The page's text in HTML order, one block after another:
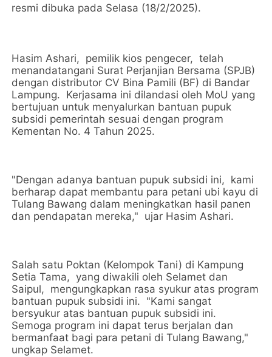
resmi dibuka pada Selasa (18/2/2025).
Hasim Ashari, pemilik kios pengecer, telah
menandatangani Surat Perjanjian Bersama (SPJB)
dengan distributor CV Bina Pamili (BF) di Bandar
Lampung. Kerjasama ini dilandasi oleh MoU yang
bertujuan untuk menyalurkan bantuan pupuk
subsidi pemerintah sesuai dengan program
Kementan No. 4 Tahun 2025.
"Dengan adanya bantuan pupuk subsidi ini, kami
berharap dapat membantu para petani ubi kayu di
Tulang Bawang dalam meningkatkan hasil panen
dan pendapatan mereka," ujar Hasim Ashari.
Salah satu Poktan (Kelompok Tani) di Kampung
Setia Tama, yang diwakili oleh Selamet dan
Saipul, mengungkapkan rasa syukur atas program
bantuan pupuk subsidi ini. "Kami sangat
bersyukur atas bantuan pupuk subsidi ini.
Semoga program ini dapat terus berjalan dan
bermanfaat bagi para petani di Tulang Bawang,"
ungkap Selamet.